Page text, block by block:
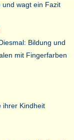
und wagt ein Fazit
Bildung und
mit Fingerfarben
ihrer Kindheit